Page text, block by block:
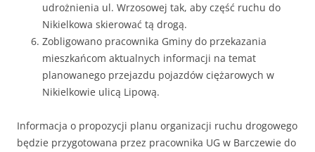
udrożnienia ul. Wrzosowej tak, aby część ruchu do
Nikielkowa skierować tą drogą.
Zobligowano pracownika Gminy do przekazania
mieszkańcom aktualnych informacji na temat
planowanego przejazdu pojazdów ciężarowych w
Nikielkowie ulicą Lipową.
Informacja o propozycji planu organizacji ruchu drogowego
będzie przygotowana przez pracownika UG w Barczewie do